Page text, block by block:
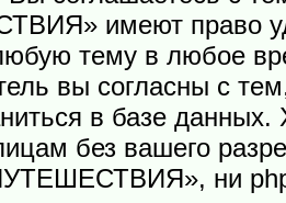
имеют право
тему в любое
вы согласны с
в базе
без вашего
ни